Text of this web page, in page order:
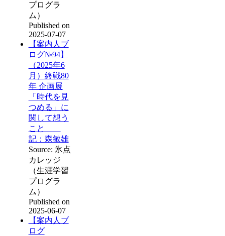
プログラ
ム）
Published on
2025-07-07
【案内人ブ
ログ№94】
（2025年6
月）終戦80
年 企画展
「時代を見
つめる」に
関して想う
こと
記：森敏雄
Source: 氷点
カレッジ
（生涯学習
プログラ
ム）
Published on
2025-06-07
【案内人ブ
ログ